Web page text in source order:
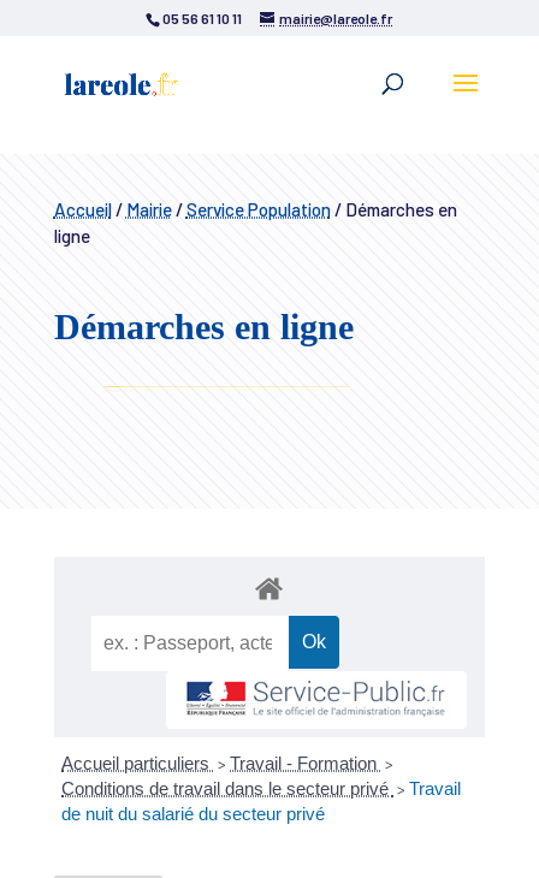
05 56 61 10 11 mairie@lareole.fr
Accueil/ Mairie/Service Population/Démarches en
ligne
Démarches en ligne
Accueil particuliers > Travail - Formation >
Conditions de travail dans le secteur privé > Travail
de nuit du salarié du secteur privé